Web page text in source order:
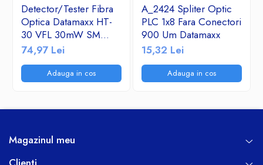
Detector/Tester Fibra
Optica Datamaxx HT-
30 VFL 30mW SM
&MM- Visual Fault
de aluminiu
74,97 Lei
Adauga in cos
A_2424 Spliter Optic
PLC 1x8 Fara Conectori
900 Um Datamaxx
15,32 Lei
Adauga in cos
Magazinul meu